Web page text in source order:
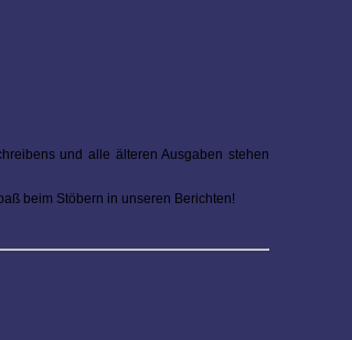
und alle älteren Ausgaben stehen
beim Stöbern in unseren Berichten!